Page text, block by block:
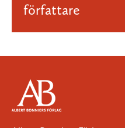
författare